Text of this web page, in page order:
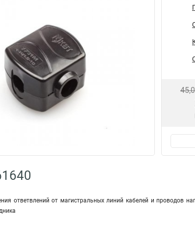
ответвлений от магистральных линий кабелей и проводов